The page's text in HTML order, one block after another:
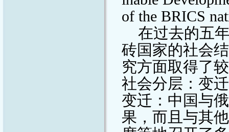
of the BRICS
在过去的五
砖国家的社会
究方面取得了
社会分层：变
变迁：中国与
果，而且与其